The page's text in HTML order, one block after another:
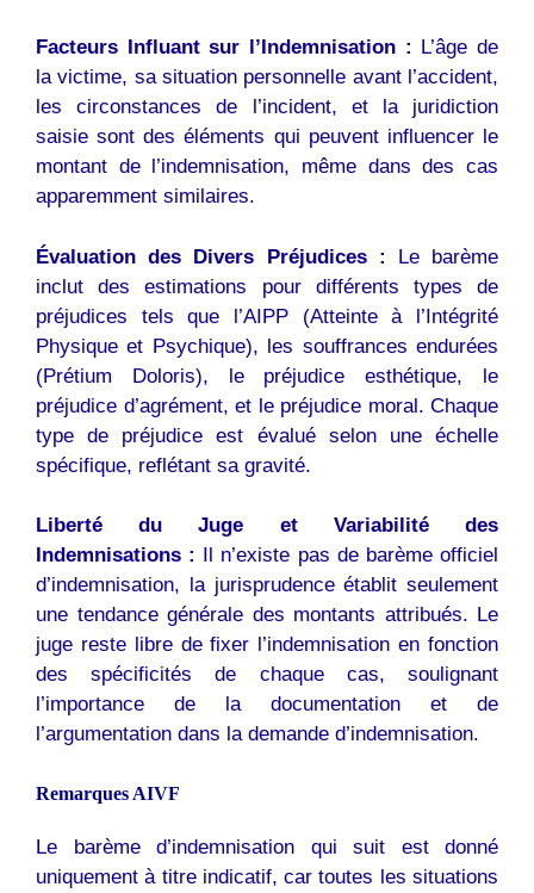
Facteurs Influant sur l’Indemnisation : L’âge de
la victime, sa situation personnelle avant l’accident,
les circonstances de l’incident, et la juridiction
saisie sont des éléments qui peuvent influencer le
montant de l’indemnisation, même dans des cas
apparemment similaires.
Évaluation des Divers Préjudices : Le barème
inclut des estimations pour différents types de
préjudices tels que l’AIPP (Atteinte à l’Intégrité
Physique et Psychique), les souffrances endurées
(Prétium Doloris), le préjudice esthétique, le
préjudice d’agrément, et le préjudice moral. Chaque
type de préjudice est évalué selon une échelle
spécifique, reflétant sa gravité.
Liberté du Juge et Variabilité des
Indemnisations : Il n’existe pas de barème officiel
d’indemnisation, la jurisprudence établit seulement
une tendance générale des montants attribués. Le
juge reste libre de fixer l’indemnisation en fonction
des spécificités de chaque cas, soulignant
l’importance de la documentation et de
l’argumentation dans la demande d’indemnisation.
Remarques AIVF
Le barème d’indemnisation qui suit est donné
uniquement à titre indicatif, car toutes les situations